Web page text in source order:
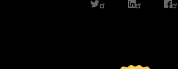
twitter